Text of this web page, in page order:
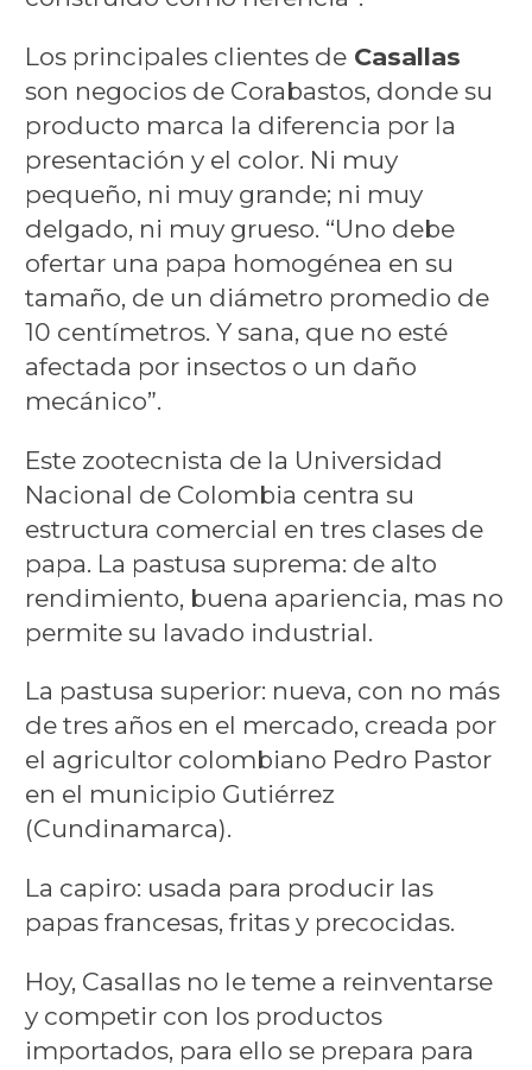
Los principales clientes deCasallas
son negocios de Corabastos, donde su
producto marca la diferencia por la
presentación y el color. Ni muy
pequeño, ni muy grande; ni muy
delgado, ni muy grueso. “Uno debe
ofertar una papa homogénea en su
tamaño, de un diámetro promedio de
10 centímetros. Y sana, que no esté
afectada por insectos o un daño
mecánico”.
Este zootecnista de la Universidad
Nacional de Colombia centra su
estructura comercial en tres clases de
papa. La pastusa suprema: de alto
rendimiento, buena apariencia, mas no
permite su lavado industrial.
La pastusa superior: nueva, con no más
de tres años en el mercado, creada por
el agricultor colombiano Pedro Pastor
en el municipio Gutiérrez
(Cundinamarca).
La capiro: usada para producir las
papas francesas, fritas y precocidas.
Hoy, Casallas no le teme a reinventarse
y competir con los productos
importados, para ello se prepara para